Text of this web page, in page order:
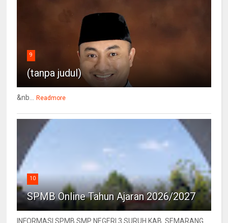
9
(tanpa judul)
&nb... Readmore
10
SPMB Online Tahun Ajaran 2026/2027
INFORMASI SPMB SMP NEGERI 3 SURUH KAB. SEMARANG